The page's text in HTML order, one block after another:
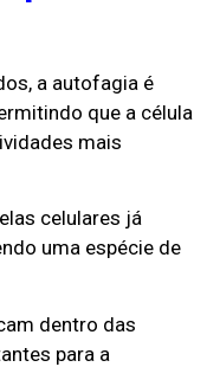
a autofagia é
que a célula
mais
celulares já
uma espécie de
dentro das
para a